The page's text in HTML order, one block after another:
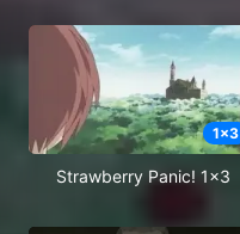
1x3
Strawberry Panic! 1x3